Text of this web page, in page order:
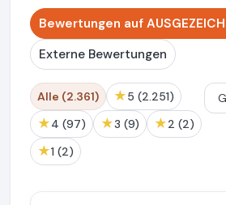
Bewertungen auf
Externe Bewertungen
Alle (2.361) ★ 5 (2.251)
★ 4 (97) ★ 3 (9) ★ 2 (2)
★ 1 (2)